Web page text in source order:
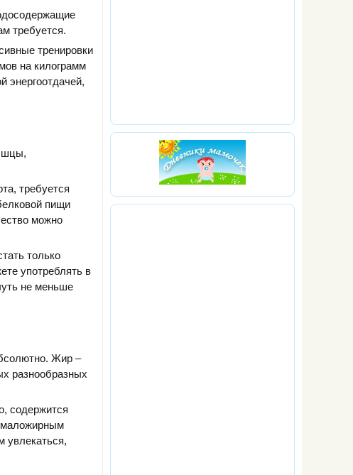
требуется.
тренировки
на килограмм
энергоотдачей,
требуется
пищи
можно
только
употреблять в
не меньше
Жир –
разнообразных
содержится
маложирным
увлекаться,